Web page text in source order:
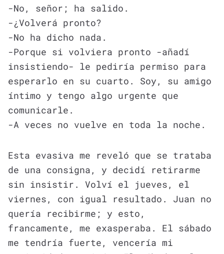
-No, señor; ha salido.
-¿Volverá pronto?
-No ha dicho nada.
-Porque si volviera pronto -añadí
insistiendo- le pediría permiso para
esperarlo en su cuarto. Soy, su amigo
íntimo y tengo algo urgente que
comunicarle.
-A veces no vuelve en toda la noche.
Esta evasiva me reveló que se trataba
de una consigna, y decidí retirarme
sin insistir. Volví el jueves, el
viernes, con igual resultado. Juan no
quería recibirme; y esto,
francamente, me exasperaba. El sábado
me tendría fuerte, vencería mi